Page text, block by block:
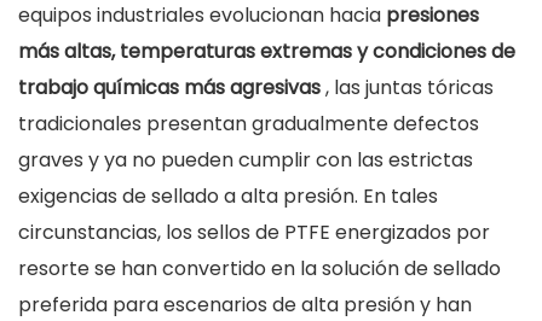
equipos industriales evolucionan hacia presiones
más altas, temperaturas extremas y condiciones de
trabajo químicas más agresivas, las juntas tóricas
tradicionales presentan gradualmente defectos
graves y ya no pueden cumplir con las estrictas
exigencias de sellado a alta presión. En tales
circunstancias, los sellos de PTFE energizados por
resorte se han convertido en la solución de sellado
preferida para escenarios de alta presión y han